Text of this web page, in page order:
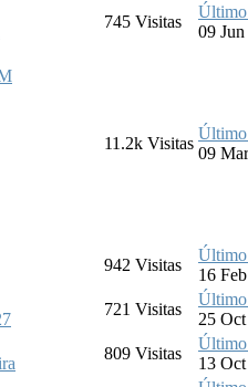
745 Visitas
Último
09
11.2k Visitas
Último
09
942 Visitas
Último
16
721 Visitas
Último
25
809 Visitas
Último
13